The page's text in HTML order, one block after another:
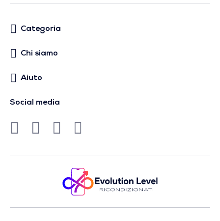
Categoria
Chi siamo
Aiuto
Social media